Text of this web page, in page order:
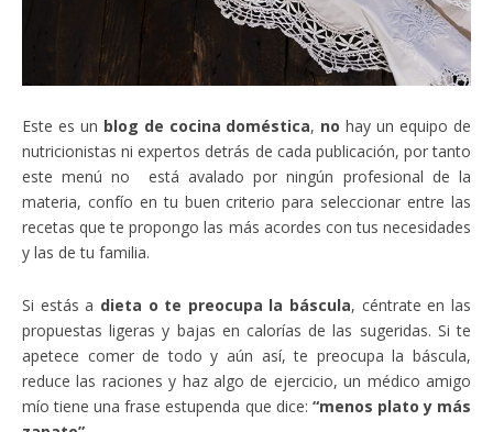
Este es un blog de cocina doméstica, no hay un equipo de
nutricionistas ni expertos detrás de cada publicación, por tanto
este menú no está avalado por ningún profesional de la
materia, confío en tu buen criterio para seleccionar entre las
recetas que te propongo las más acordes con tus necesidades
y las de tu familia.
Si estás a dieta o te preocupa la báscula, céntrate en las
propuestas ligeras y bajas en calorías de las sugeridas. Si te
apetece comer de todo y aún así, te preocupa la báscula,
reduce las raciones y haz algo de ejercicio, un médico amigo
mío tiene una frase estupenda que dice: “menos plato y más